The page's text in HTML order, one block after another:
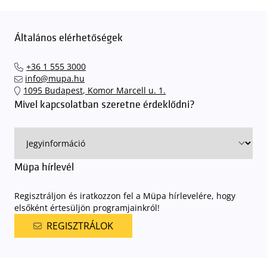
Általános elérhetőségek
+36 1 555 3000
info@mupa.hu
1095 Budapest, Komor Marcell u. 1.
Mivel kapcsolatban szeretne érdeklődni?
Müpa hírlevél
Regisztráljon és iratkozzon fel a Müpa hírlevelére, hogy
elsőként értesüljön programjainkról!
REGISZTRÁLOK